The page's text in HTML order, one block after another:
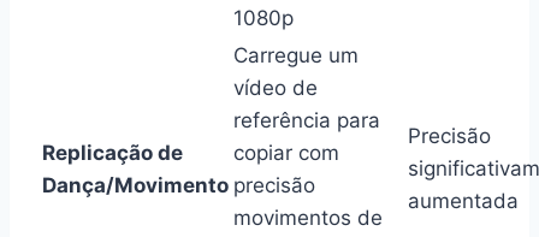
1080p
Replicação de
Dança/Movimento
Carregue um
vídeo de
referência para
copiar com
precisão
movimentos de
Precisão
aumentada